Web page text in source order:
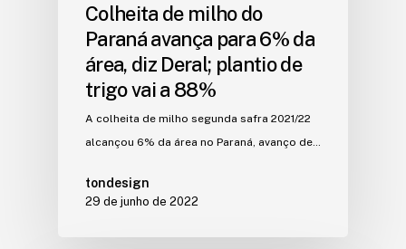
Colheita de milho do
Paraná avança para 6% da
área, diz Deral; plantio de
trigo vai a 88%
A colheita de milho segunda safra 2021/22
alcançou 6% da área no Paraná, avanço de…
tondesign
29 de junho de 2022